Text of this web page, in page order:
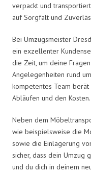
verpackt und
auf Sorgfalt und
Bei Umzugsmeister
ein exzellenter
die Zeit, um deine
Angelegenheiten rund
kompetentes Team
Abläufen und den Kosten.
Neben dem
wie beispielsweise die
sowie die Einlagerung
sicher, dass dein Umzug
und du dich in deinem